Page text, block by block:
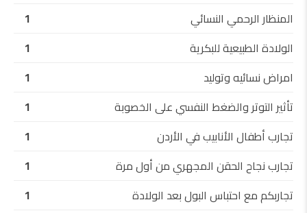
المنظار الرحمي النسائي
1
الولادة الطبيعية للبكرية
1
امراض نسائيه وتوليد
1
تأثير التوتر والضغط النفسي على الخصوبة
1
تجارب أطفال الأنابيب في الأردن
1
تجارب نجاح الحقن المجهري من أول مرة
1
تجاربكم مع احتباس البول بعد الولادة
1